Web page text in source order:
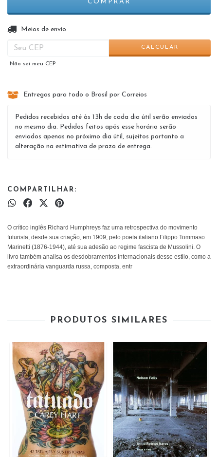
Entregas para o CEP:
Meios de envio
CALCULAR
Não sei meu CEP
Entregas para todo o Brasil por Correios
Pedidos recebidos até às 13h de cada dia útil serão enviados
no mesmo dia. Pedidos feitos após esse horário serão
enviados apenas no próximo dia útil, sujeitos portanto a
alteração na estimativa de prazo de entrega.
COMPARTILHAR:
O crítico inglês Richard Humphreys faz uma retrospectiva do movimento
futurista, desde sua criação, em 1909, pelo poeta italiano Filippo Tommaso
Marinetti (1876-1944), até sua adesão ao regime fascista de Mussolini. O
livro também analisa os desdobramentos internacionais desse estilo, como a
extraordinária vanguarda russa, composta, entr
PRODUTOS SIMILARES